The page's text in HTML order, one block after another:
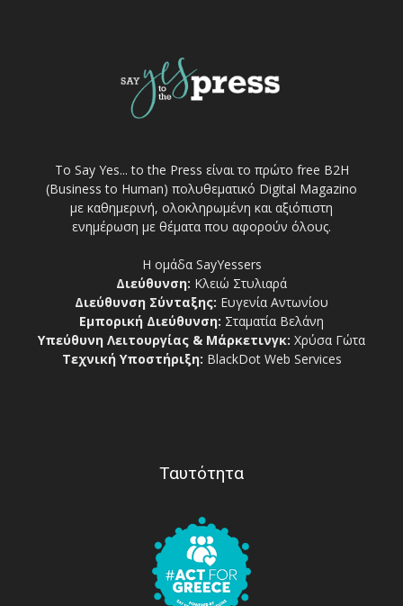
Το Say Yes... to the Press είναι το πρώτο free Β2Η
(Business to Human) πολυθεματικό Digital Magazino
με καθημερινή, ολοκληρωμένη και αξιόπιστη
ενημέρωση με θέματα που αφορούν όλους.
Η ομάδα SayYessers
Διεύθυνση: Κλειώ Στυλιαρά
Διεύθυνση Σύνταξης: Ευγενία Αντωνίου
Εμπορική Διεύθυνση: Σταματία Βελάνη
Υπεύθυνη Λειτουργίας & Μάρκετινγκ: Χρύσα Γώτα
Τεχνική Υποστήριξη: BlackDot Web Services
Ταυτότητα